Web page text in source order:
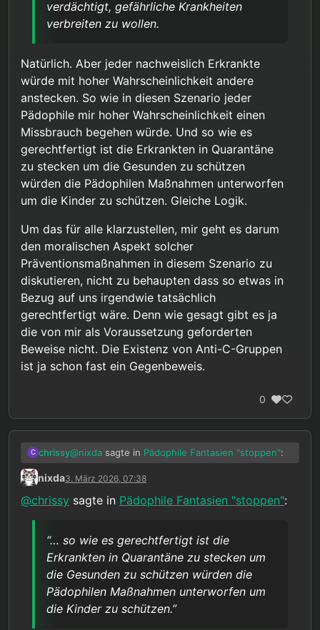
verdächtigt, gefährliche Krankheiten
verbreiten zu wollen.
Natürlich. Aber jeder nachweislich Erkrankte
würde mit hoher Wahrscheinlichkeit andere
anstecken. So wie in diesen Szenario jeder
Pädophile mir hoher Wahrscheinlichkeit einen
Missbrauch begehen würde. Und so wie es
gerechtfertigt ist die Erkrankten in Quarantäne
zu stecken um die Gesunden zu schützen
würden die Pädophilen Maßnahmen unterworfen
um die Kinder zu schützen. Gleiche Logik.
Um das für alle klarzustellen, mir geht es darum
den moralischen Aspekt solcher
Präventionsmaßnahmen in diesem Szenario zu
diskutieren, nicht zu behaupten dass so etwas in
Bezug auf uns irgendwie tatsächlich
gerechtfertigt wäre. Denn wie gesagt gibt es ja
die von mir als Voraussetzung geforderten
Beweise nicht. Die Existenz von Anti-C-Gruppen
ist ja schon fast ein Gegenbeweis.
0
C chrissy@nixda sagte in Pädophile Fantasien "stoppen":
Gefährdungslage vorliegt…
@ nixdasagte inPädophile Fantasien "stoppen"
Dann reden wir aber nicht mehr über
Pädophilie, sondern über schwere
psychiatrische Erkrankungen.
Fast. In diesem - zum Glück fiktiven - Szenario
nixda3. März 2026, 07:38
@chrissy sagte in Pädophile Fantasien "stoppen":
“… so wie es gerechtfertigt ist die
Erkrankten in Quarantäne zu stecken um
die Gesunden zu schützen würden die
Pädophilen Maßnahmen unterworfen um
die Kinder zu schützen.”